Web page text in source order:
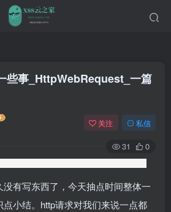
些事_HttpWebRequest_一篇
关注 私信
31 0
有写东西了，今天抽点时间整体一
小结。http请求对我们来说一点都